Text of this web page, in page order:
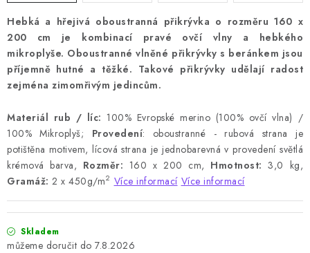
Hebká a hřejivá oboustranná přikrývka o rozměru 160 x
200 cm je kombinací pravé ovčí vlny a hebkého
mikroplyše. Oboustranné vlněné přikrývky s beránkem jsou
příjemně hutné a těžké. Takové přikrývky udělají radost
zejména zimomřivým jedincům.
Materiál rub / líc: 100% Evropské merino (100% ovčí vlna) /
100% Mikroplyš; Provedení: oboustranné - rubová strana je
potištěna motivem, lícová strana je jednobarevná v provedení světlá
krémová barva, Rozměr: 160 x 200 cm, Hmotnost: 3,0 kg,
Gramáž: 2 x 450g/m2 Více informací Více informací
Skladem
7.8.2026